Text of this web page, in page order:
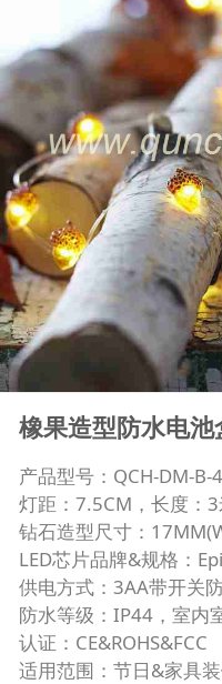
橡果造型防水电池
产品型号：QCH-DM-B-
灯距：7.5CM，长度：3
钻石造型尺寸：
LED芯片品牌&规格：
供电方式：3AA带开关
防水等级：IP44，室内
认证：CE&ROHS&FCC
适用范围：节日&家具